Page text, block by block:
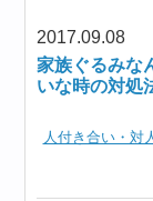
2017.09.08
家族ぐるみな
いな時の対処
人付き合い・対